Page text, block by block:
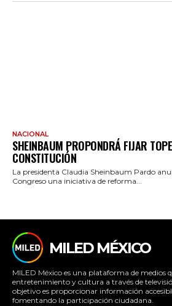
NACIONAL
SHEINBAUM PROPONDRÁ FIJAR
CONSTITUCIÓN
La presidenta Claudia Sheinbaum Pardo
Congreso una iniciativa de reforma...
MILED MÉXICO
MILED México es una plataforma de medios
entretenimiento y cultura a través de
objetivo es proporcionar información
fomentando la participación ciudadana.